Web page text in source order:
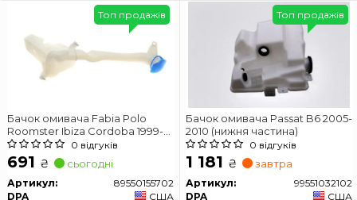
Бачок омивача Fabia Polo
Roomster Ibiza Cordoba 1999-
2016
0 відгуків
691 ₴ сьогодні
Артикул:
89550155702
DPA
США
Топ продажів
Бачок омивача Passat B6 2005-
2010 (нижня частина)
0 відгуків
1 181 ₴ завтра
Артикул:
99551032102
DPA
США
Топ продажів